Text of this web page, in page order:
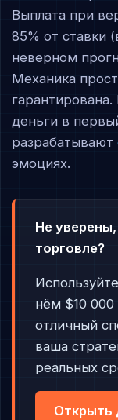
Выплата при
85% от ставки
неверном
Механика
деньги в
разрабатывают
эмоциях.
Не
торговле?
нём $10
отличный
ваша
реальных
Открыть